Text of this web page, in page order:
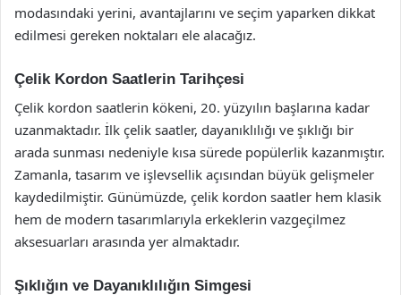
modasındaki yerini, avantajlarını ve seçim yaparken dikkat
edilmesi gereken noktaları ele alacağız.
Çelik Kordon Saatlerin Tarihçesi
Çelik kordon saatlerin kökeni, 20. yüzyılın başlarına kadar
uzanmaktadır. İlk çelik saatler, dayanıklılığı ve şıklığı bir
arada sunması nedeniyle kısa sürede popülerlik kazanmıştır.
Zamanla, tasarım ve işlevsellik açısından büyük gelişmeler
kaydedilmiştir. Günümüzde, çelik kordon saatler hem klasik
hem de modern tasarımlarıyla erkeklerin vazgeçilmez
aksesuarları arasında yer almaktadır.
Şıklığın ve Dayanıklılığın Simgesi